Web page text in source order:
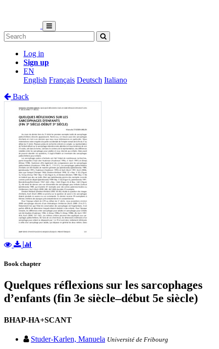
Log in
Sign up
EN
English Français Deutsch Italiano
Back
Book chapter
Quelques réflexions sur les sarcophages
d’enfants (fin 3e siècle–début 5e siècle)
BHAP-HA+SCANT
Studer-Karlen, Manuela Université de Fribourg